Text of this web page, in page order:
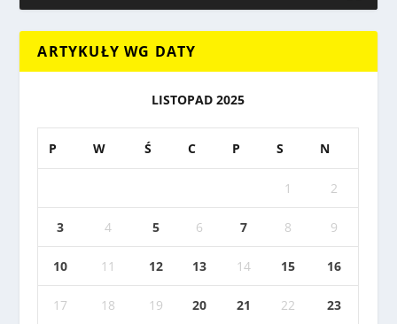
ARTYKUŁY WG DATY
LISTOPAD 2025
P W Ś C P S N
1 2
3 4 5 6 7 8 9
10 11 12 13 14 15 16
17 18 19 20 21 22 23